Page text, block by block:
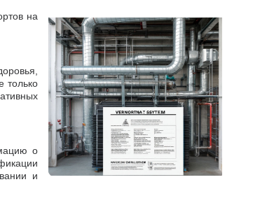
на
только
о
и